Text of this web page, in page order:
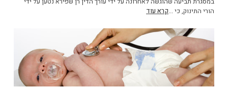
הורי התינוק, כי ...קרא עוד